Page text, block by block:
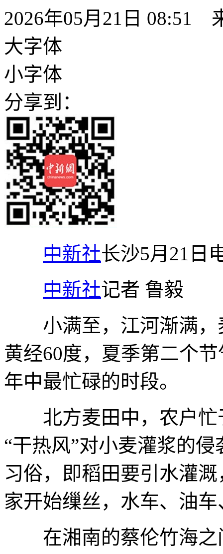
2026年05月21日 08:51
大字体
小字体
分享到：
中新社长沙5月21日
中新社记者 鲁毅
小满至，江河渐满，
黄经60度，夏季第二个
年中最忙碌的时段。
北方麦田中，农户忙
“干热风”对小麦灌浆的
习俗，即稻田要引水灌
家开始缫丝，水车、油
在湘南的蔡伦竹海之